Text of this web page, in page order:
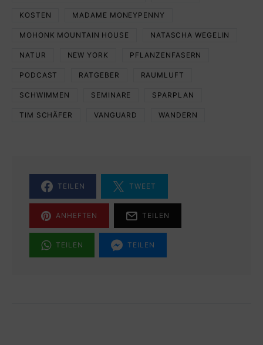
KOSTEN MADAME MONEYPENNY
MOHONK MOUNTAIN HOUSE NATASCHA WEGELIN
NATUR NEW YORK PFLANZENFASERN
PODCAST RATGEBER RAUMLUFT
SCHWIMMEN SEMINARE SPARPLAN
TIM SCHÄFER VANGUARD WANDERN
TEILEN TWEET
ANHEFTEN TEILEN
TEILEN TEILEN